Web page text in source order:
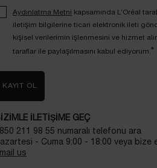
Aydınlatma Metni kapsamında L’Oréal
iletişim bilgilerine ticari elektronik ileti
kişisel verilerimin işlenmesini ve hizmet
taraflar ile paylaşılmasını kabul ediyorum. *
KAYIT OL
ILETIŞIME GEÇ
211 98 55 numaralı telefonu ara
- Cuma 9:00 - 18:00 veya
us